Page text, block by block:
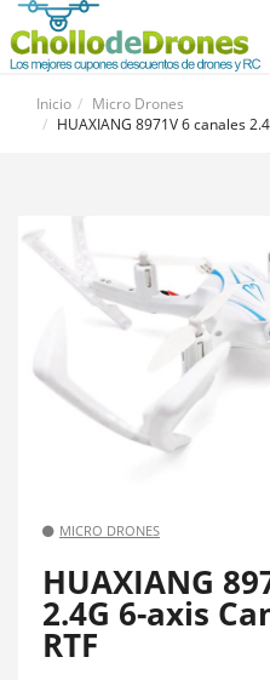
Inicio
Micro Drones
HUAXIANG 8971V 6 canales
MICRO DRONES
HUAXIANG
2.4G 6-axis
RTF